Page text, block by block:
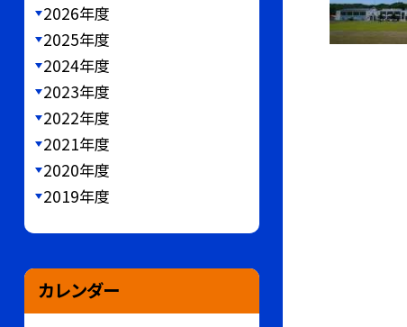
2026年度
2025年度
2024年度
2023年度
2022年度
2021年度
2020年度
2019年度
カレンダー